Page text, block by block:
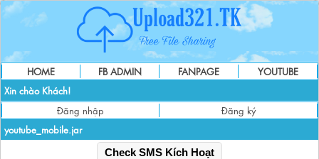
HOME FB ADMIN FANPAGE
YOUTUBE
Xin chào Khách!
Đăng nhập
Đăng ký
youtube_mobile.jar
Check SMS Kích Hoạt